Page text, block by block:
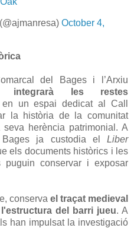
October 4,
del Bages i l’Arxiu
integrarà les restes
en un espai dedicat al Call
la història de la comunitat
herència patrimonial. A
ja custodia el
Liber
els documents històrics i les
conservar i exposar
conserva el traçat medieval
del barri jueu. A
han impulsat la investigació